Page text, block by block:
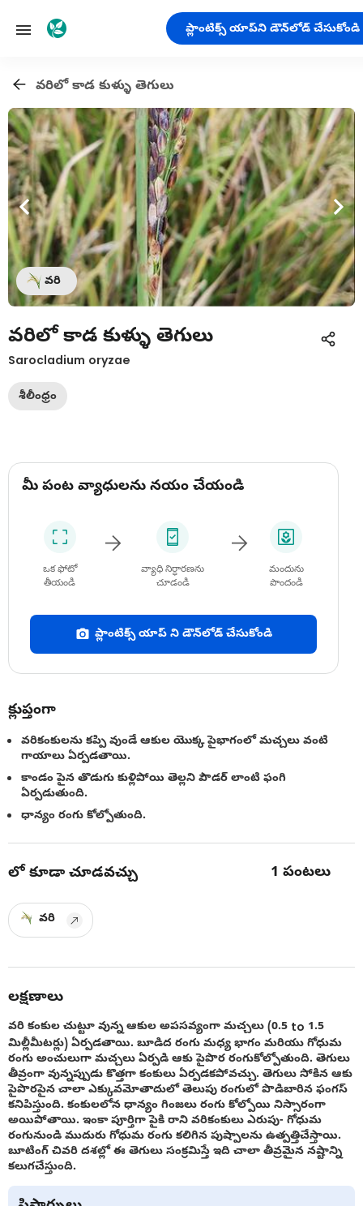
ప్లాంటిక్స్ యాప్‌ని డౌన్‌లోడ్ చేసుకోండి
వరిలో కాడ కుళ్ళు తెగులు
వరి
వరిలో కాడ కుళ్ళు తెగులు
Sarocladium oryzae
శీలీంధ్రం
మీ పంట వ్యాధులను నయం చేయండి
ఒక ఫోటో
తీయండి
వ్యాధి నిర్ధారణను
చూడండి
మందును
పొందండి
ప్లాంటిక్స్ యాప్ ని డౌన్‌లోడ్ చేసుకోండి
క్లుప్తంగా
వరికంకులను కప్పి వుండే ఆకుల యొక్క పైభాగంలో మచ్చలు వంటి
గాయాలు ఏర్పడతాయి.
కాండం పైన తొడుగు కుళ్లిపోయి తెల్లని పౌడర్ లాంటి ఫంగి
ఏర్పడుతుంది.
ధాన్యం రంగు కోల్పోతుంది.
లో కూడా చూడవచ్చు 1 పంటలు
వరి
లక్షణాలు
వరి కంకుల చుట్టూ వున్న ఆకుల అపసవ్యంగా మచ్చలు (0.5 to 1.5
మిల్లీమీటర్లు) ఏర్పడతాయి. బూడిద రంగు మధ్య భాగం మరియు గోధుమ
రంగు అంచులుగా మచ్చలు ఏర్పడి ఆకు పైపొర రంగుకోల్పోతుంది. తెగులు
తీవ్రంగా వున్నప్పుడు కొత్తగా కంకులు ఏర్పడకపోవచ్చు. తెగులు సోకిన ఆకు
పైపొరపైన చాలా ఎక్కువమోతాదులో తెలుపు రంగులో పొడిబారిన ఫంగస్
కనిపిస్తుంది. కంకులలోన ధాన్యం గింజలు రంగు కోల్పోయి నిస్సారంగా
అయిపోతాయి. ఇంకా పూర్తిగా పైకి రాని వరికంకులు ఎరుపు- గోధుమ
రంగునుండి ముదురు గోధుమ రంగు కలిగిన పుష్పాలను ఉత్పత్తిచేస్తాయి.
బూటింగ్ చివరి దశల్లో ఈ తెగులు సంక్రమిస్తే ఇది చాలా తీవ్రమైన నష్టాన్ని
కలుగచేస్తుంది.